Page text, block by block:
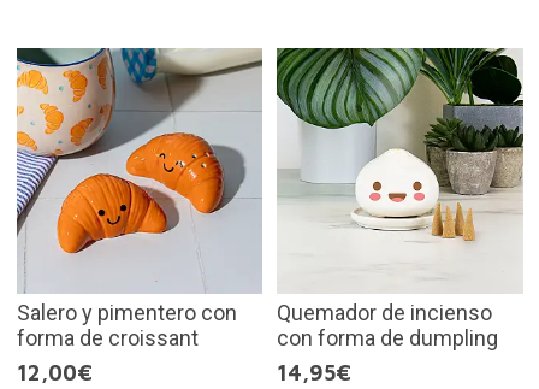
Salero y pimentero con
forma de croissant
12,00€
Quemador de incienso
con forma de dumpling
14,95€